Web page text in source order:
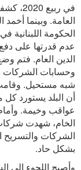
في
العامة. وبينما أخمد
الدين العام. فتم
وحسابات الشركات
شبه مستحيل.
أن البلد يستورد كل
عواقب وخيمة. وأمام
الخام، شهدت شركات
الشركات والتسريح
بشكل حاد.
وأصبح اللجوء إلى